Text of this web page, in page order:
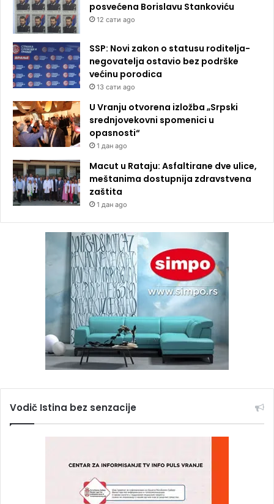
posvećena Borislavu Stankoviću
12 сати ago
SSP: Novi zakon o statusu roditelja-
negovatelja ostavio bez podrške
većinu porodica
13 сати ago
U Vranju otvorena izložba „Srpski
srednjovekovni spomenici u
opasnosti“
1 дан ago
Macut u Rataju: Asfaltirane dve ulice,
meštanima dostupnija zdravstvena
zaštita
1 дан ago
Vodič Istina bez senzacije